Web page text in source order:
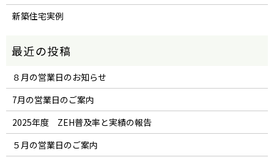
新築住宅実例
８月の営業日のお知らせ
7月の営業日のご案内
2025年度 ZEH普及率と実績の報告
５月の営業日のご案内